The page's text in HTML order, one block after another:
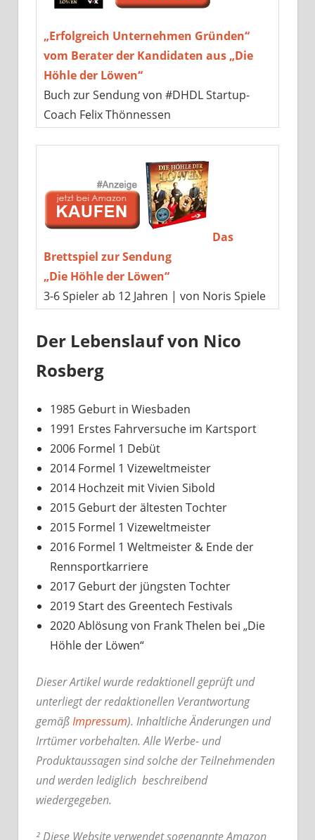
„Erfolgreich Unternehmen Gründen“
vom Berater der Kandidaten aus „Die
Höhle der Löwen“
Buch zur Sendung von #DHDL Startup-
Coach Felix Thönnessen
Das
Brettspiel zur Sendung
„Die Höhle der Löwen“
3-6 Spieler ab 12 Jahren | von Noris Spiele
Der Lebenslauf von Nico
Rosberg
1985 Geburt in Wiesbaden
1991 Erstes Fahrversuche im Kartsport
2006 Formel 1 Debüt
2014 Formel 1 Vizeweltmeister
2014 Hochzeit mit Vivien Sibold
2015 Geburt der ältesten Tochter
2015 Formel 1 Vizeweltmeister
2016 Formel 1 Weltmeister & Ende der
Rennsportkarriere
2017 Geburt der jüngsten Tochter
2019 Start des Greentech Festivals
2020 Ablösung von Frank Thelen bei „Die
Höhle der Löwen“
Dieser Artikel wurde redaktionell geprüft und
unterliegt der redaktionellen Verantwortung
gemäßImpressum). Inhaltliche Änderungen und
Irrtümer vorbehalten. Alle Werbe- und
Produktaussagen sind solche der Teilnehmenden
und werden lediglich beschreibend
wiedergegeben.
² Diese Website verwendet sogenannte Amazon